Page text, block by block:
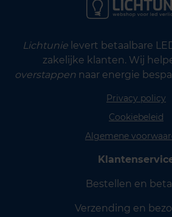
Lichtunielevert betaalbare
zakelijke klanten. Wij
overstappen naar energie
Privacy policy
Cookiebeleid
Algemene
Bestellen en
Verzending en